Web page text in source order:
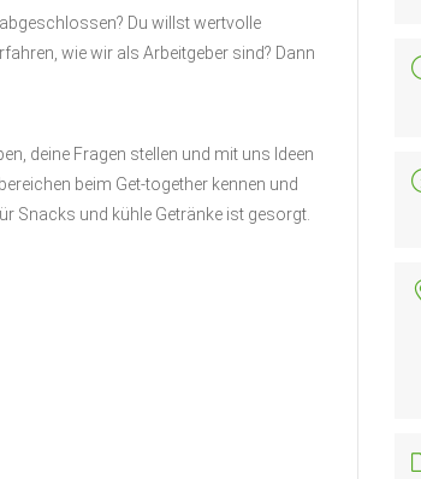
Du willst wertvolle
wie wir als Arbeitgeber sind? Dann
deine Fragen stellen und mit uns Ideen
beim Get-together kennen und
Snacks und kühle Getränke ist gesorgt.